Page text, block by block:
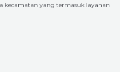
kecamatan yang termasuk layanan